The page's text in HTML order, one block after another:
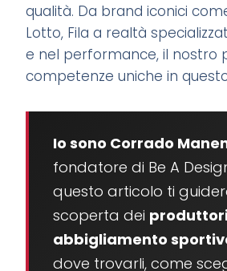
qualità. Da brand iconici
Lotto, Fila a realtà
e nel performance, il nostro
competenze uniche in
Io sono Corrado
fondatore di Be A
questo articolo ti
scoperta dei
abbigliamento
dove trovarli, come